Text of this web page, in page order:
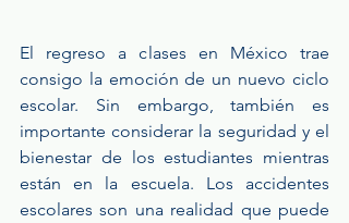
El regreso a clases en México trae
consigo la emoción de un nuevo ciclo
escolar. Sin embargo, también es
importante considerar la seguridad y el
bienestar de los estudiantes mientras
están en la escuela. Los accidentes
escolares son una realidad que puede